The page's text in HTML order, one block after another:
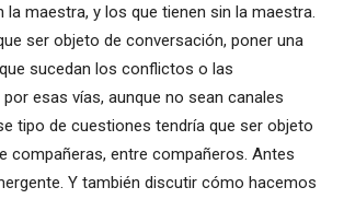
la maestra, y los que tienen sin la maestra.
ser objeto de conversación, poner una
sucedan los conflictos o las
esas vías, aunque no sean canales
tipo de cuestiones tendría que ser objeto
compañeras, entre compañeros. Antes
Y también discutir cómo hacemos